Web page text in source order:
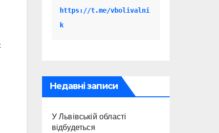
https://t.me/vbolivalni
k
Недавні записи
У Львівській області
відбудеться